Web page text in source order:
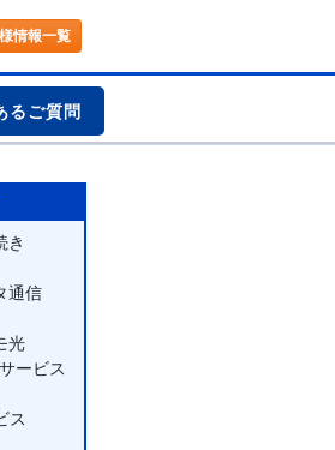
情報一覧
るご質問
き
通信
光
ービス
ス